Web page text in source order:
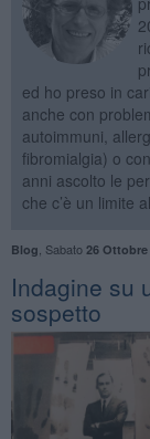
ed ho preso in
anche con
autoimmuni,
fibromialgia) o
anni ascolto le
che c’è un limite
Blog Sabato 26 Ottobre
Indagine su
sospetto